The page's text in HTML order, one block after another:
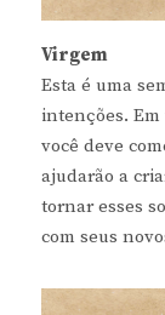
Virgem
Esta é uma
intenções.
você deve
ajudarão a
tornar esses
com seus